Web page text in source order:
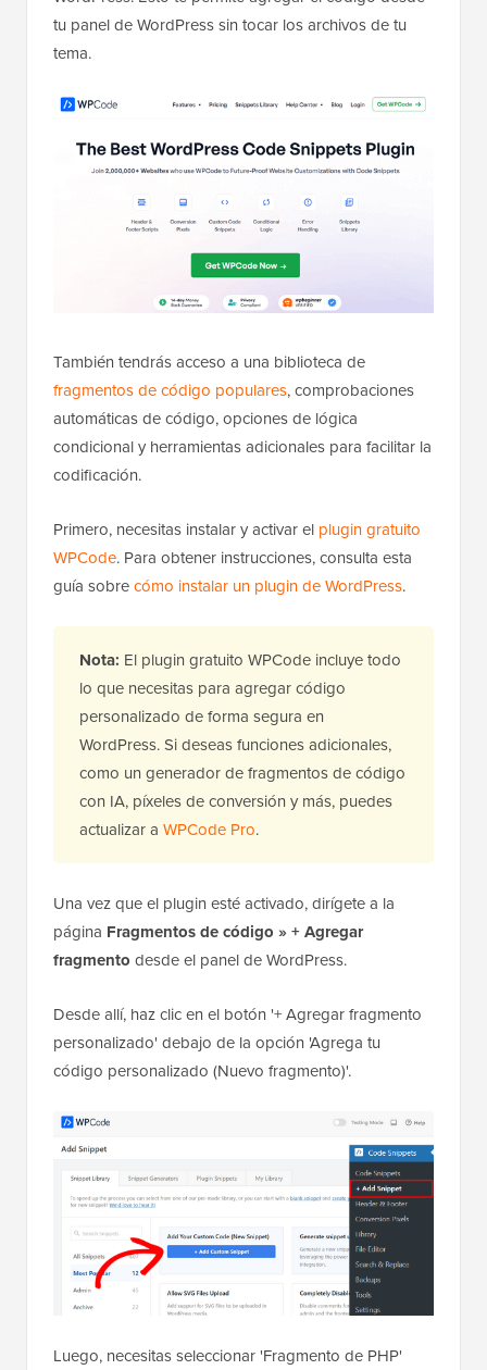
tu panel de WordPress sin tocar los archivos de tu
tema.
También tendrás acceso a una biblioteca de
fragmentos de código populares, comprobaciones
automáticas de código, opciones de lógica
condicional y herramientas adicionales para facilitar la
codificación.
Primero, necesitas instalar y activar el plugin gratuito
WPCode. Para obtener instrucciones, consulta esta
guía sobrecómo instalar un plugin de WordPress.
Nota: El plugin gratuito WPCode incluye todo
lo que necesitas para agregar código
personalizado de forma segura en
WordPress. Si deseas funciones adicionales,
como un generador de fragmentos de código
con IA, píxeles de conversión y más, puedes
actualizar a WPCode Pro.
Una vez que el plugin esté activado, dirígete a la
página Fragmentos de código » + Agregar
fragmento desde el panel de WordPress.
Desde allí, haz clic en el botón '+ Agregar fragmento
personalizado' debajo de la opción 'Agrega tu
código personalizado (Nuevo fragmento)'.
Luego, necesitas seleccionar 'Fragmento de PHP'